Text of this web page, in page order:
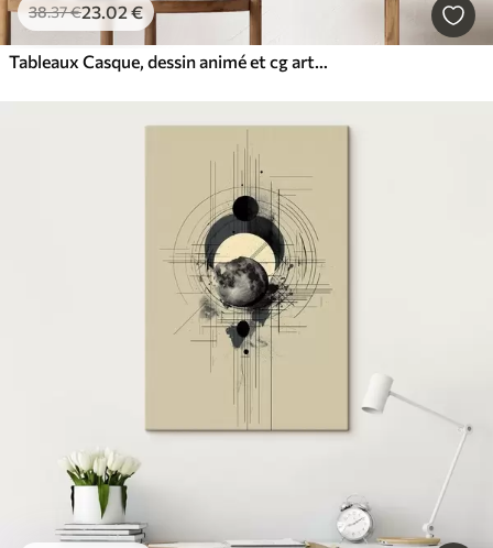
38.37€23.02€
Tableaux Casque, dessin animé et cg artwork